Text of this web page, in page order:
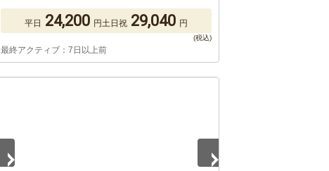
平日 24,200 円土日祝 29,040 円
最終アクティブ：7日以上前